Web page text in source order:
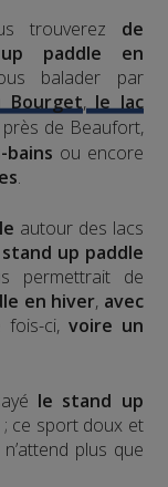
trouverez de
paddle en
balader par
,le lac
près de Beaufort,
bains ou encore
.
autour des lacs
up paddle
permettrait de
en hiver, avec
fois-ci, voire un
le stand up
; ce sport doux et
plus que